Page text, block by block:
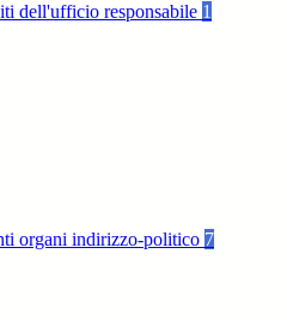
dell'ufficio responsabile 1
organi indirizzo-politico 7